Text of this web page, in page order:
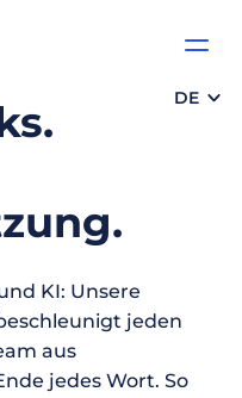
DE
KI: Unsere
jeden
aus
jedes Wort. So